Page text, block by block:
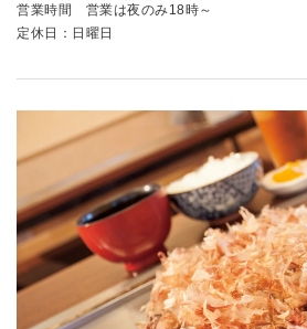
営業時間 営業は夜のみ18時～
定休日：日曜日